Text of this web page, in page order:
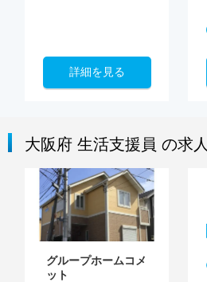
詳細を見る
大阪府 生活支援員 の求人
グループホームコメ
ット